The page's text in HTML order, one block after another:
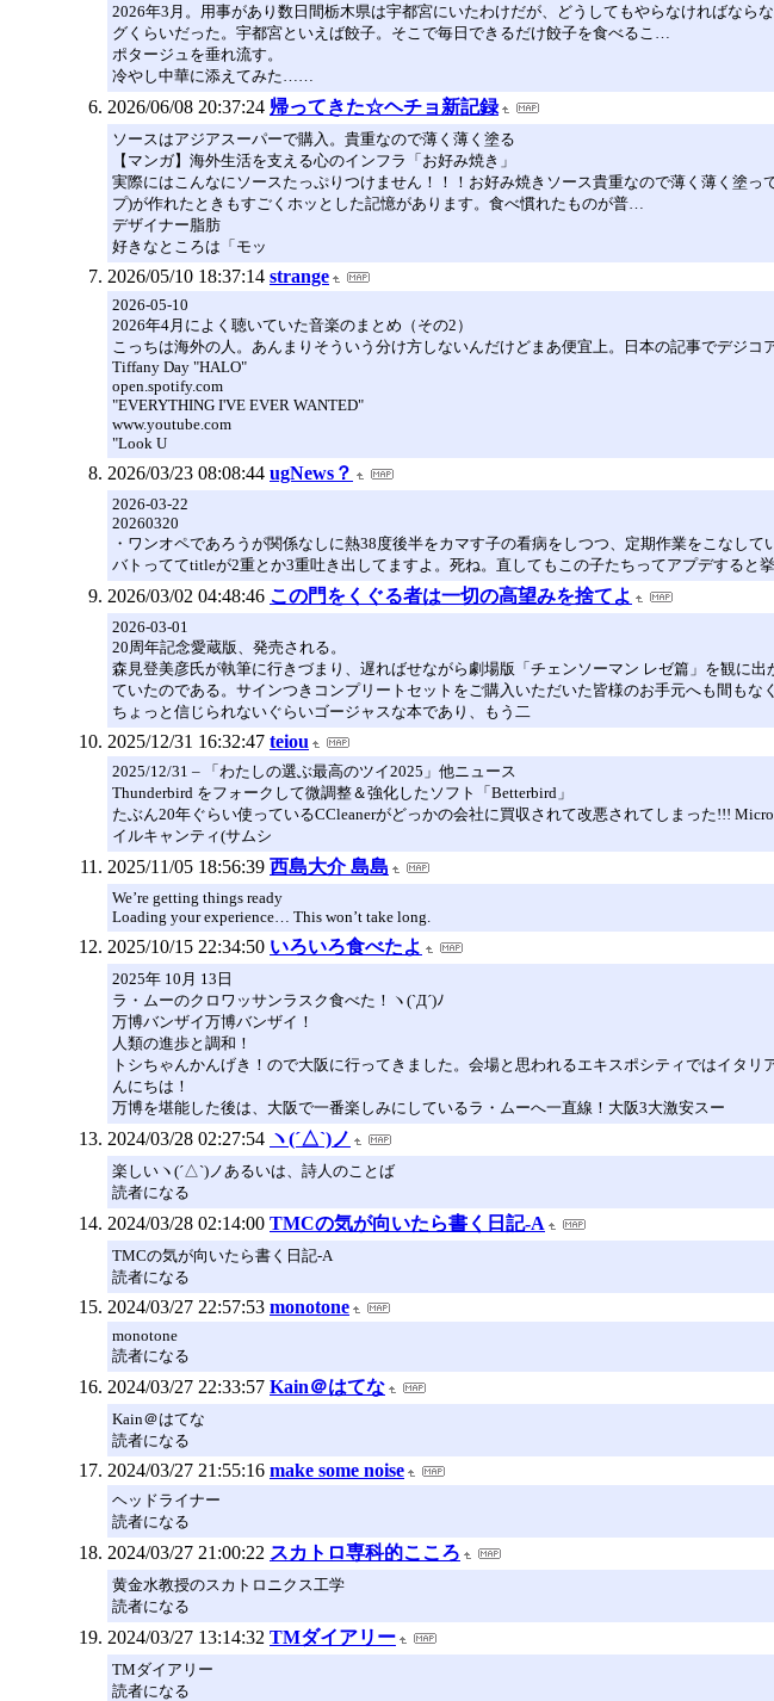
2026年3月。用事があり数日間栃木県は宇都宮にいたわけだが、どうしてもやらなければな
グくらいだった。宇都宮といえば餃子。そこで毎日できるだけ餃子を食べるこ…
ポタージュを垂れ流す。
冷やし中華に添えてみた……
2026/06/08 20:37:24 帰ってきた☆ヘチョ新記録
ソースはアジアスーパーで購入。貴重なので薄く薄く塗る
【マンガ】海外生活を支える心のインフラ「お好み焼き」
実際にはこんなにソースたっぷりつけません！！！お好み焼きソース貴重なので薄く薄く塗
プ)が作れたときもすごくホッとした記憶があります。食べ慣れたものが普…
デザイナー脂肪
好きなところは「モッ
2026/05/10 18:37:14 strange
2026-05-10
2026年4月によく聴いていた音楽のまとめ（その2）
こっちは海外の人。あんまりそういう分け方しないんだけどまあ便宜上。日本の記事でデジコ
Tiffany Day "HALO"
open.spotify.com
"EVERYTHING I'VE EVER WANTED"
www.youtube.com
"Look U
2026/03/23 08:08:44 ugNews？
2026-03-22
20260320
・ワンオペであろうが関係なしに熱38度後半をカマす子の看病をしつつ、定期作業をこなし
バトっててtitleが2重とか3重吐き出してますよ。死ね。直してもこの子たちってアプデする
2026/03/02 04:48:46 この門をくぐる者は一切の高望みを捨てよ
2026-03-01
20周年記念愛蔵版、発売される。
森見登美彦氏が執筆に行きづまり、遅ればせながら劇場版「チェンソーマン レゼ篇」を観に
ていたのである。サインつきコンプリートセットをご購入いただいた皆様のお手元へも間もな
ちょっと信じられないぐらいゴージャスな本であり、もう二
2025/12/31 16:32:47 teiou
2025/12/31 – 「わたしの選ぶ最高のツイ2025」他ニュース
Thunderbird をフォークして微調整＆強化したソフト「Betterbird」
たぶん20年ぐらい使っているCCleanerがどっかの会社に買収されて改悪されてしまった!!!
イルキャンティ(サムシ
2025/11/05 18:56:39 西島大介 島島
We’re getting things ready
Loading your experience… This won’t take long.
2025/10/15 22:34:50 いろいろ食べたよ
2025年 10月 13日
ラ・ムーのクロワッサンラスク食べた！ヽ(`Д´)ﾉ
万博バンザイ万博バンザイ！
人類の進歩と調和！
トシちゃんかんげき！ので大阪に行ってきました。会場と思われるエキスポシティではイタ
んにちは！
万博を堪能した後は、大阪で一番楽しみにしているラ・ムーへ一直線！大阪3大激安スー
2024/03/28 02:27:54 ヽ(´△`)ノ
楽しいヽ(´△`)ノあるいは、詩人のことば
読者になる
2024/03/28 02:14:00 TMCの気が向いたら書く日記-A
TMCの気が向いたら書く日記-A
読者になる
2024/03/27 22:57:53 monotone
monotone
読者になる
2024/03/27 22:33:57 Kain＠はてな
Kain＠はてな
読者になる
2024/03/27 21:55:16 make some noise
ヘッドライナー
読者になる
2024/03/27 21:00:22 スカトロ専科的こころ
黄金水教授のスカトロニクス工学
読者になる
2024/03/27 13:14:32 TMダイアリー
TMダイアリー
読者になる